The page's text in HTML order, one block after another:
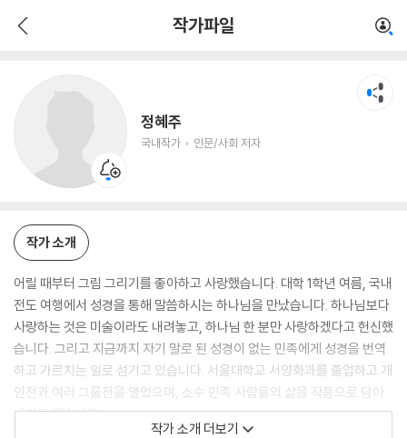
작가파일
정혜주
국내작가 인문/사회 저자
인문/사회 저자
작가 소개
어릴 때부터 그림 그리기를 좋아하고 사랑했습니다. 대학 1학년 여름, 국내
전도 여행에서 성경을 통해 말씀하시는 하나님을 만났습니다. 하나님보다
사랑하는 것은 미술이라도 내려놓고, 하나님 한 분만 사랑하겠다고 헌신했
습니다. 그리고 지금까지 자기 말로 된 성경이 없는 민족에게 성경을 번역
하고 가르치는 일로 섬기고 있습니다. 서울대학교 서양화과를 졸업하고 개
인전과 여러 그룹전을 열었으며, 소수 민족 사람들의 삶을 작품으로 담아
내기도 했습니다.
작가 소개 더보기